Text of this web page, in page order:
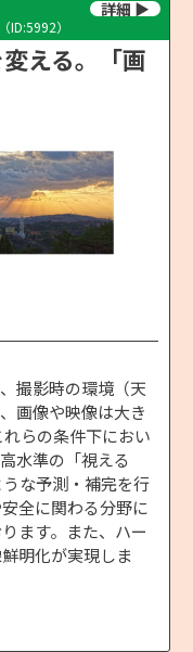
（ID:5992）
える。「画
撮影時の環境（天
画像や映像は大き
らの条件下におい
水準の「視える
な予測・補完を行
全に関わる分野に
ます。また、ハー
明化が実現しま